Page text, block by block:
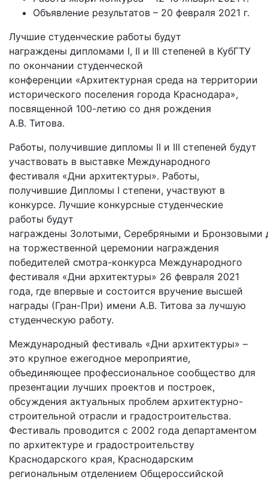
Объявление результатов – 20 февраля 2021 г.
Лучшие студенческие работы будут
награждены дипломами I, II и III степеней в КубГТУ
по окончании студенческой
конференции «Архитектурная среда на территории
исторического поселения города Краснодара»,
посвященной 100-летию со дня рождения
А.В. Титова.
Работы, получившие дипломы II и III степеней будут
участвовать в выставке Международного
фестиваля «Дни архитектуры». Работы,
получившие Дипломы I степени, участвуют в
конкурсе. Лучшие конкурсные студенческие
работы будут
награждены Золотыми, Серебряными и Бронзовыми
на торжественной церемонии награждения
победителей смотра-конкурса Международного
фестиваля «Дни архитектуры» 26 февраля 2021
года, где впервые и состоится вручение высшей
награды (Гран-При) имени А.В. Титова за лучшую
студенческую работу.
Международный фестиваль «Дни архитектуры» –
это крупное ежегодное мероприятие,
объединяющее профессиональное сообщество для
презентации лучших проектов и построек,
обсуждения актуальных проблем архитектурно-
строительной отрасли и градостроительства.
Фестиваль проводится с 2002 года департаментом
по архитектуре и градостроительству
Краснодарского края, Краснодарским
региональным отделением Общероссийской